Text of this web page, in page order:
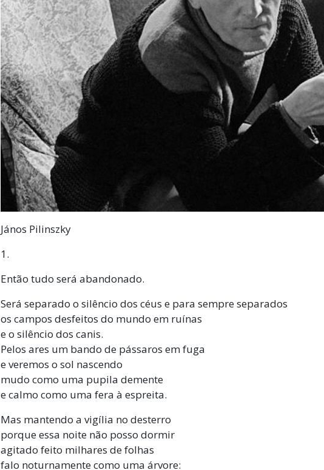
János Pilinszky
1.
Então tudo será abandonado.
Será separado o silêncio dos céus e para sempre separados
os campos desfeitos do mundo em ruínas
e o silêncio dos canis.
Pelos ares um bando de pássaros em fuga
e veremos o sol nascendo
mudo como uma pupila demente
e calmo como uma fera à espreita.
Mas mantendo a vigília no desterro
porque essa noite não posso dormir
agitado feito milhares de folhas
falo noturnamente como uma árvore: